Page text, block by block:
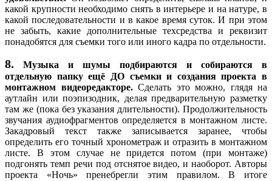
какой крупности необходимо снять в интерьере и на натуре, в
какой последовательности и в какое время суток. И при этом
не забыть, какие дополнительные техсредства и реквизит
понадобятся для съемки того или иного кадра по отдельности.
8.
Музыка и шумы подбираются и собираются в
отдельную папку ещё ДО съемки и создания проекта в
монтажном видеоредакторе.Сделать это можно, глядя на
аутлайн или поэпизодник, делая предварительную разметку
там же (пока без указания длительности). Продолжительность
звучания аудиофрагментов определяется в монтажном листе.
Закадровый текст также записывается заранее, чтобы
определить его точный хронометраж и отразить в монтажном
листе. В этом случае не придется потом (при монтаже)
подгонять темп речи под отснятое видео, и наоборот. Авторы
проекта «Ночь» пренебрегли этим правилом. В итоге